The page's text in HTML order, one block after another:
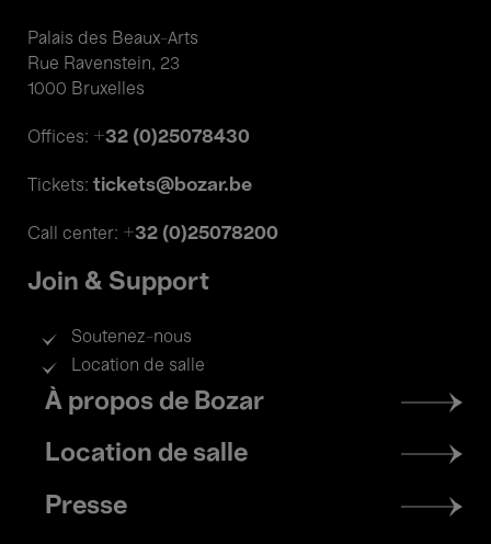
Palais des Beaux-Arts
Rue Ravenstein, 23
1000 Bruxelles
Offices: +32 (0)25078430
Tickets: tickets@bozar.be
Call center: +32 (0)25078200
Join & Support
Soutenez-nous
Location de salle
Footer
menu
À propos de Bozar
Location de salle
Presse